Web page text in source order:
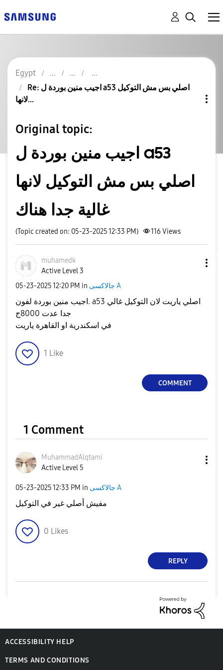
Egypt
Re: اجيب منين بوردة ل a53 اصلي بس مش التوكيل
لانها...
Original topic:
اجيب منين بوردة ل a53
اصلي بس مش التوكيل لانها
غالية جدا هناك
(Topic created on: 05-23-2025 12:33 PM) 116 Views
muhamedk
Active Level 3
‎05-23-202512:20 PM in جالاكسى A
اجيب منين بوردة لفون. a53 اصلي ياريت لان التوكيل غالي
جدا عدت 8000ج
في اسكندرية او القاهرة ياريت
1 Like
COMMENT
1 Comment
MuhammadAlqtami
Active Level 5
‎05-23-202512:33 PM in جالاكسى A
مفيش أصلي غير في التوكيل
0 Likes
REPLY
ACCESSIBILITY HELP
TERMS AND CONDITIONS